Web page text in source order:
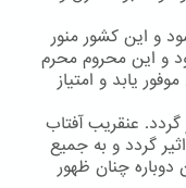
و این كشور منور
و این محروم محرم
یابد و امتیاز
گردد. عنقریب آفتاب
گردد و به جمیع
دوباره چنان ظهور